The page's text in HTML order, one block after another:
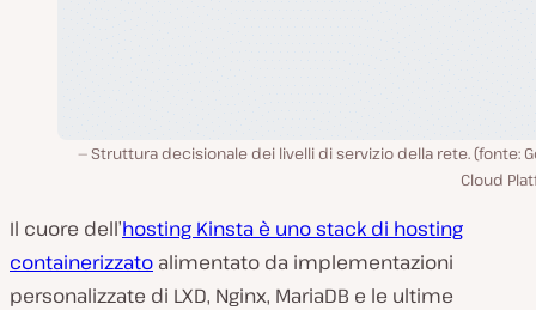
Struttura decisionale dei livelli di servizio della rete. (fonte:
Cloud
Il cuore dell’hosting Kinsta è uno stack di hosting
containerizzato alimentato da implementazioni
personalizzate di LXD, Nginx, MariaDB e le ultime